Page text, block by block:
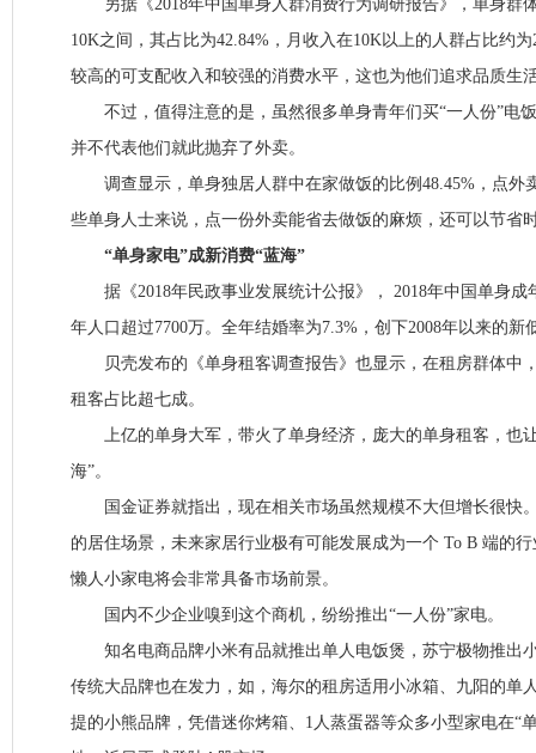
另据《2018年中国单身人群消费行为调研报告》，单身群
10K之间，其占比为42.84%，月收入在10K以上的人群占比约
较高的可支配收入和较强的消费水平，这也为他们追求品质生
不过，值得注意的是，虽然很多单身青年们买“一人份”电饭
并不代表他们就此抛弃了外卖。
调查显示，单身独居人群中在家做饭的比例48.45%，点外
些单身人士来说，点一份外卖能省去做饭的麻烦，还可以节省
“单身家电”成新消费“蓝海”
据《2018年民政事业发展统计公报》， 2018年中国单身成
年人口超过7700万。全年结婚率为7.3%，创下2008年以来的新
贝壳发布的《单身租客调查报告》也显示，在租房群体中
租客占比超七成。
上亿的单身大军，带火了单身经济，庞大的单身租客，也让
海”。
国金证券就指出，现在相关市场虽然规模不大但增长很快
的居住场景，未来家居行业极有可能发展成为一个 To B 端的
懒人小家电将会非常具备市场前景。
国内不少企业嗅到这个商机，纷纷推出“一人份”家电。
知名电商品牌小米有品就推出单人电饭煲，苏宁极物推出
传统大品牌也在发力，如，海尔的租房适用小冰箱、九阳的单
提的小熊品牌，凭借迷你烤箱、1人蒸蛋器等众多小型家电在“